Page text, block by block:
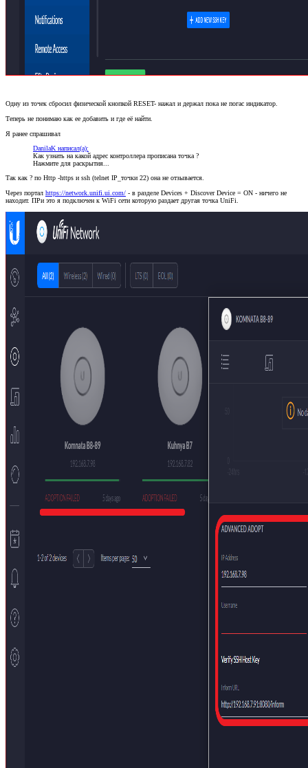
Одну из точек сбросил физической кнопкой RESET- нажал и держал пока не погас индикатор.
Теперь не понимаю как ее добавить и где её найти.
Я ранее спрашивал
DanilaK написал(а):
Как узнать на какой адрес контроллера прописана точка ?
Нажмите для раскрытия...
Так как ? по Http -https и ssh (telnet IP_точки 22) она не отзывается.
Через портал https://network.unifi.ui.com/ - в разделе Devices + Discover Device = ON - ничего не
находит. ПРи это я подключен к WiFi сети которую раздает другая точка UniFi.